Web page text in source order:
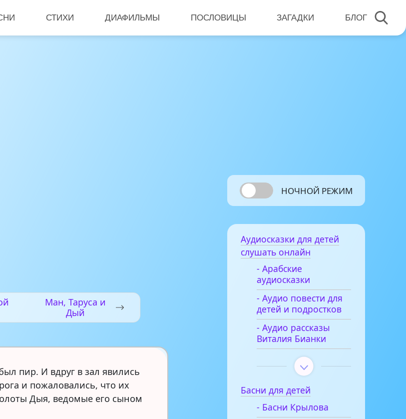
СТИХИ ДИАФИЛЬМЫ ПОСЛОВИЦЫ ЗАГАДКИ БЛОГ
Ман, Таруса и
Дый
пир. И вдруг в зал явились
и пожаловались, что их
Дыя, ведомые его сыном
НОЧНОЙ РЕЖИМ
Аудиосказки для детей
слушать онлайн
- Арабские
аудиосказки
- Аудио повести для
детей и подростков
- Аудио рассказы
Виталия Бианки
Басни для детей
- Басни Крылова